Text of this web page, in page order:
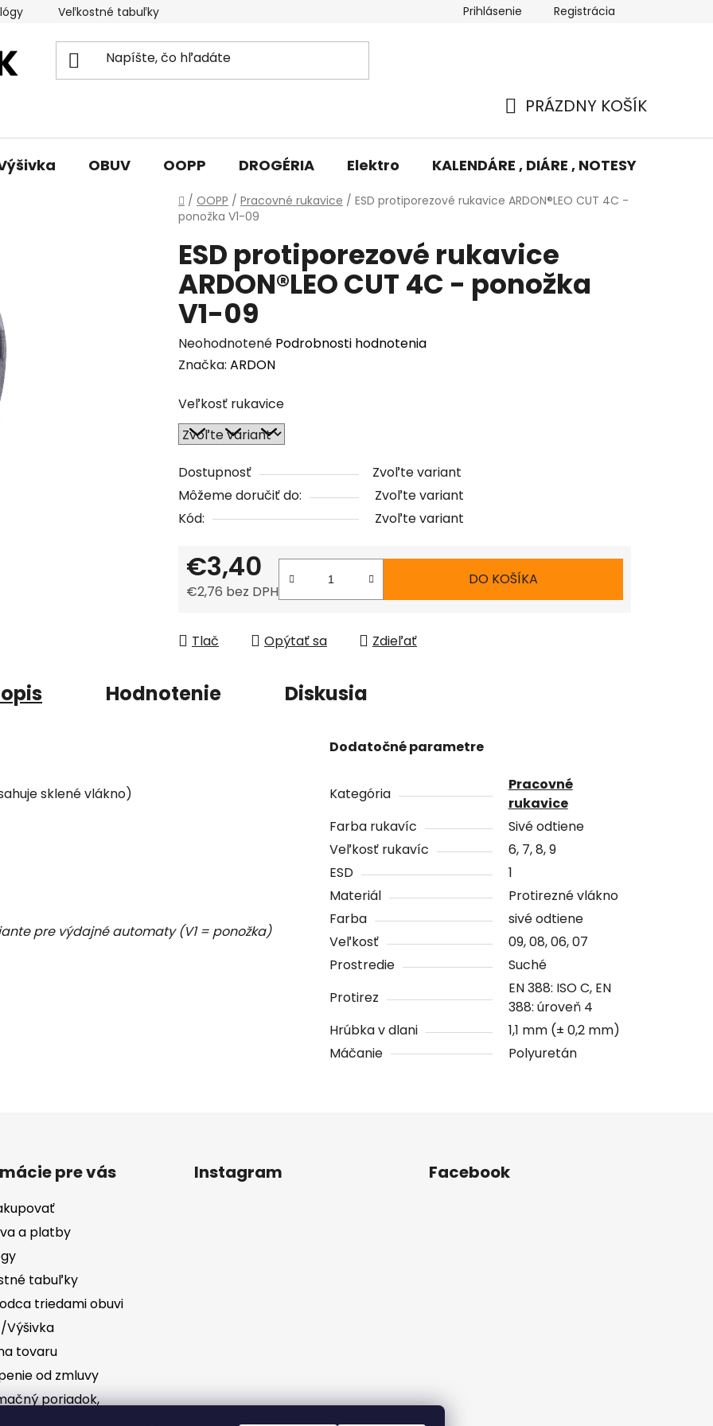
Veľkostné tabuľky Výmena tovaru Odstúpenie od
Prihlásenie Registrácia
KOŠÍK
PRÁZDNY KOŠÍK
OBUV OOPP DROGÉRIA Elektro KALENDÁRE , DIÁRE , NOTESY
Domov
/ OOPP / Pracovné rukavice / ESD protiporezové rukavice ARDON®LEO CUT 4C -
ponožka V1-09
ESD protiporezové rukavice
ARDON®LEO CUT 4C - ponožka
V1-09
Priemerné
hodnotenie
je
0,0
z
5
hviezdičiek.
Neohodnotené Podrobnosti hodnotenia
Značka: ARDON
Veľkosť rukavice
Dostupnosť
Zvoľte variant
Môžeme doručiť do:
Zvoľte variant
Kód:
Zvoľte variant
€3,40
€2,76 bez DPH
DO KOŠÍKA
Tlač Opýtať sa Zdieľať
Hodnotenie Diskusia
sklené vlákno)
pre výdajné automaty (V1 = ponožka)
Dodatočné parametre
Kategória
Pracovné
rukavice
Farba rukavíc
Sivé odtiene
Veľkosť rukavíc
6, 7, 8, 9
ESD
1
Materiál
Protirezné vlákno
Farba
sivé odtiene
Veľkosť
09, 08, 06, 07
Prostredie
Suché
Protirez
EN 388: ISO C, EN
388: úroveň 4
Hrúbka v dlani
1,1 mm (± 0,2 mm)
Máčanie
Polyuretán
pre vás
a platby
tabuľky
triedami obuvi
tovaru
od zmluvy
poriadok,
Instagram Facebook